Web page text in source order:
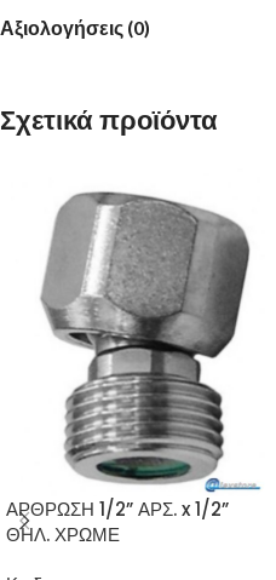
Αξιολογήσεις (0)
Σχετικά προϊόντα
ΑΡΘΡΩΣΗ 1/2” ΑΡΣ. x 1/2”
ΘΗΛ. ΧΡΩΜΕ